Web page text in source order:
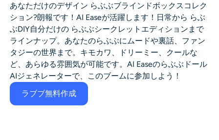
あなただけのデザイン らぶぶブラインドボックスコレク
ション?朗報です！AI Easeが活躍します！日常から らぶ
ぶDIY自分だけの らぶぶシークレットエディションまで
ラインナップ。あなたのらぶぶにムードや裏話、ファン
タジーの世界まで。キモカワ、ドリーミー、クールな
ど、あらゆる雰囲気が可能です。AI Easeのらぶぶドール
AIジェネレーターで、このブームに参加しよう！
ラブブ無料作成